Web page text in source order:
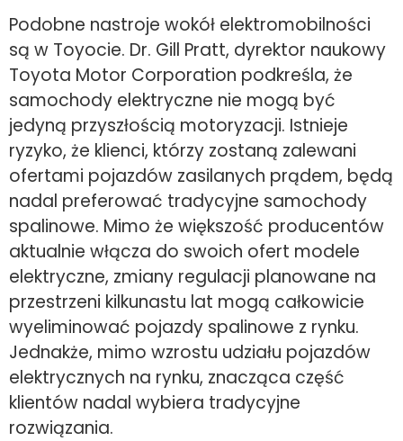
Podobne nastroje wokół elektromobilności
są w Toyocie. Dr. Gill Pratt, dyrektor naukowy
Toyota Motor Corporation podkreśla, że
samochody elektryczne nie mogą być
jedyną przyszłością motoryzacji. Istnieje
ryzyko, że klienci, którzy zostaną zalewani
ofertami pojazdów zasilanych prądem, będą
nadal preferować tradycyjne samochody
spalinowe. Mimo że większość producentów
aktualnie włącza do swoich ofert modele
elektryczne, zmiany regulacji planowane na
przestrzeni kilkunastu lat mogą całkowicie
wyeliminować pojazdy spalinowe z rynku.
Jednakże, mimo wzrostu udziału pojazdów
elektrycznych na rynku, znacząca część
klientów nadal wybiera tradycyjne
rozwiązania.